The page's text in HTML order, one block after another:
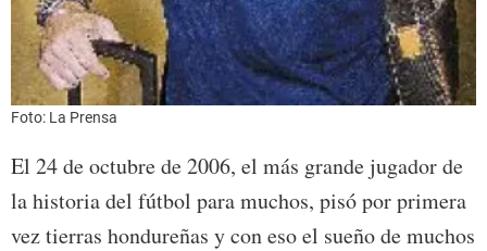
Foto: La Prensa
El 24 de octubre de 2006, el más grande jugador de
la historia del fútbol para muchos, pisó por primera
vez tierras hondureñas y con eso el sueño de muchos